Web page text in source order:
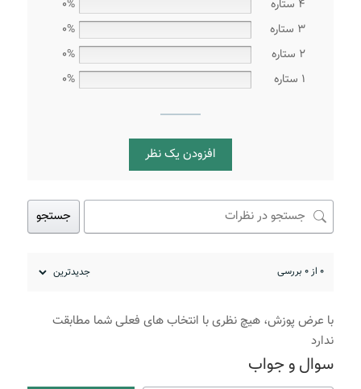
4 ستاره
0%
3 ستاره
0%
2 ستاره
0%
1 ستاره
0%
افزودن یک نظر
جستجو
0 از 0 بررسی
با عرض پوزش، هیچ نظری با انتخاب های فعلی شما مطابقت
ندارد
سوال و جواب